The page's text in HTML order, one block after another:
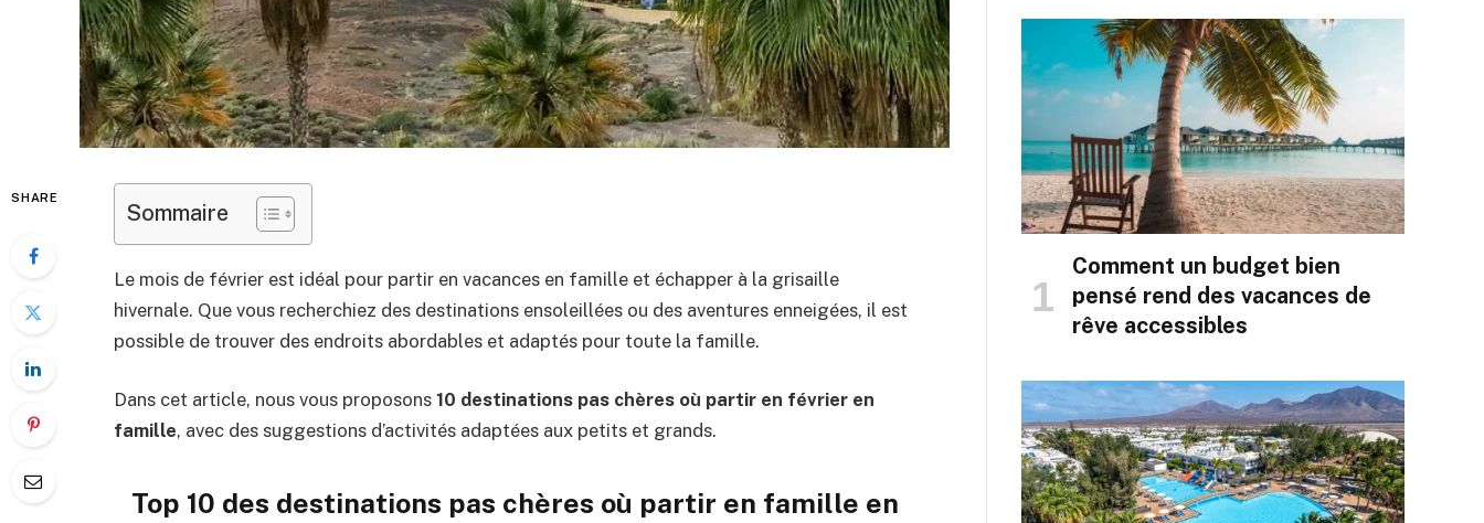
SHARE
Sommaire
Le mois de février est idéal pour partir en vacances en famille et échapper à la grisaille
hivernale. Que vous recherchiez des destinations ensoleillées ou des aventures enneigées, il est
possible de trouver des endroits abordables et adaptés pour toute la famille.
Dans cet article, nous vous proposons 10 destinations pas chères où partir en février en
famille, avec des suggestions d’activités adaptées aux petits et grands.
Top 10 des destinations pas chères où partir en famille en
Comment un budget bien
pensé rend des vacances de
rêve accessibles